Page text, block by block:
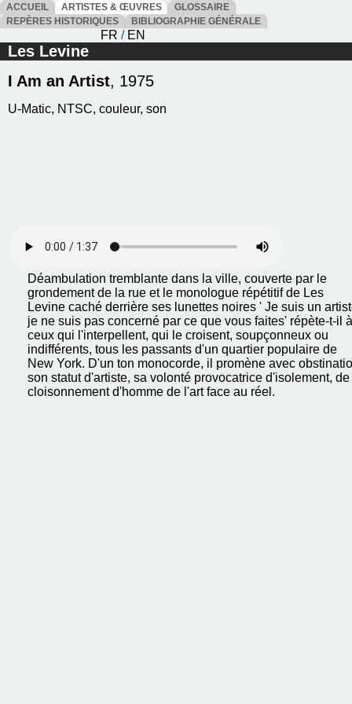
ACCUEIL ARTISTES & ŒUVRES
GLOSSAIRE
REPÈRES HISTORIQUES
BIBLIOGRAPHIE GÉNÉRALE
FR / EN
Les Levine